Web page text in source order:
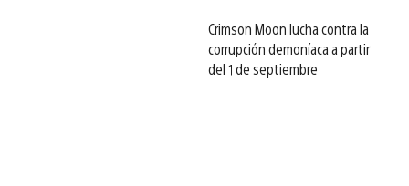
Crimson Moon lucha contra la
corrupción demoníaca a partir
del 1 de septiembre